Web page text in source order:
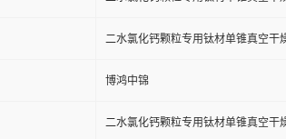
二水氯化钙颗粒专用钛材单锥真空干
博鸿中锦
二水氯化钙颗粒专用钛材单锥真空干